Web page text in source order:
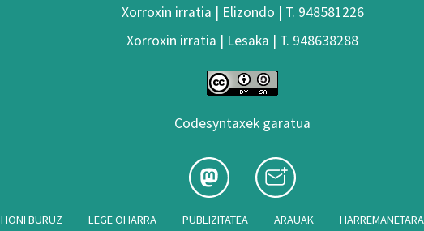
Xorroxin irratia | Elizondo | T. 948581226
Xorroxin irratia | Lesaka | T. 948638288
Codesyntaxek garatua
HONI BURUZ LEGE OHARRA PUBLIZITATEA ARAUAK